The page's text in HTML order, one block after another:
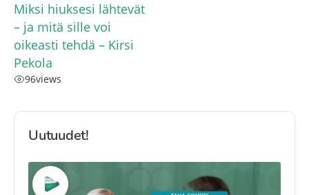
Miksi hiuksesi lähtevät
– ja mitä sille voi
oikeasti tehdä – Kirsi
Pekola
96views
Uutuudet!